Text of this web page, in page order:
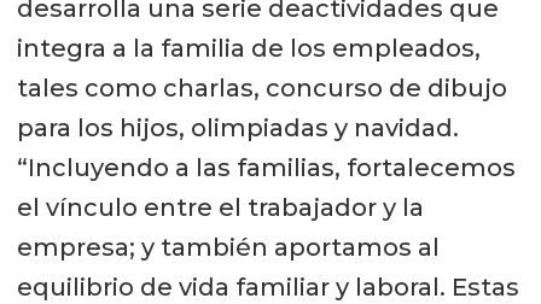
desarrolla una serie deactividades que
integra a la familia de los empleados,
tales como charlas, concurso de dibujo
para los hijos, olimpiadas y navidad.
“Incluyendo a las familias, fortalecemos
el vínculo entre el trabajador y la
empresa; y también aportamos al
equilibrio de vida familiar y laboral. Estas